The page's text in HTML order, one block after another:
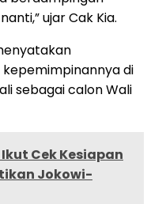
ujar Cak Kia.
di
sebagai calon Wali
Cek Kesiapan
Jokowi-